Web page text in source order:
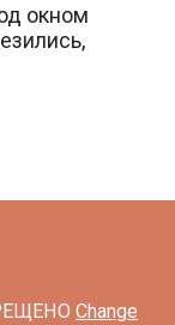
окном
Change